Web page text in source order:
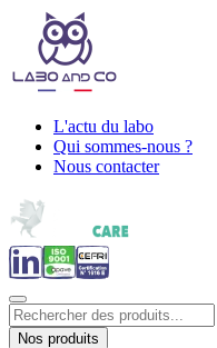
L'actu du labo
Qui sommes-nous ?
Nous contacter
Nos produits